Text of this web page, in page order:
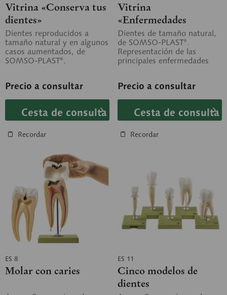
Vitrina «Conserva tus
dientes»
Dientes reproducidos a
tamaño natural y en algunos
casos aumentados, de
SOMSO-PLAST®.
Precio a consultar
Cesta de consulta
Recordar
Vitrina
«Enfermedades
dentales»
Dientes de tamaño natural,
de SOMSO-PLAST®.
Representación de las
principales enfermedades
Precio a consultar
Cesta de consulta
Recordar
ES 8
Molar con caries
ES 11
Cinco modelos de
dientes